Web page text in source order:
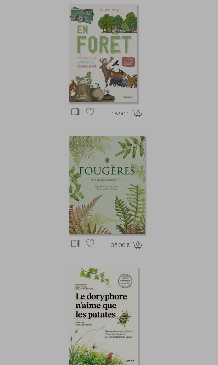
16.90 €
35.00 €